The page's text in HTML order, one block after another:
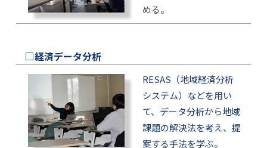
める。
□経済データ分析
RESAS（地域経済分析
システム）などを用い
て、データ分析から地域
課題の解決法を考え、提
案する手法を学ぶ。